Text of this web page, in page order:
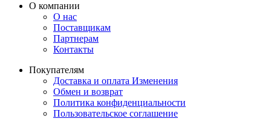
О компании
О нас
Поставщикам
Партнерам
Контакты
Покупателям
Доставка и оплата Изменения
Обмен и возврат
Политика конфиденциальности
Пользовательское соглашение